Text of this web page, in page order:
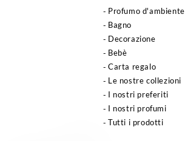
Profumo d'ambiente
Bagno
Decorazione
Bebè
Carta regalo
Le nostre collezioni
I nostri preferiti
I nostri profumi
Tutti i prodotti